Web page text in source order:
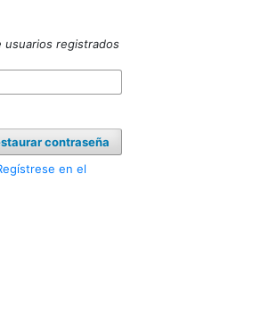
usuarios registrados
contraseña
en el